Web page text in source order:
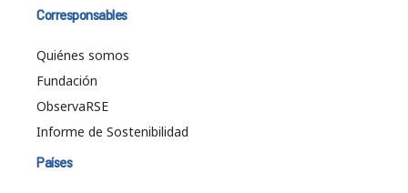
Corresponsables
Quiénes somos
Fundación
ObservaRSE
Informe de Sostenibilidad
Países